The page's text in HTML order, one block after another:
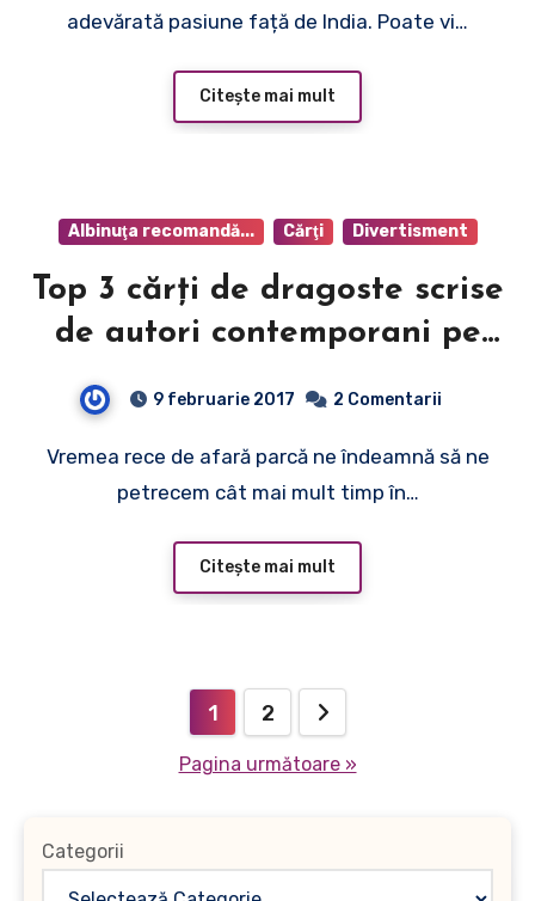
adevărată pasiune față de India. Poate vi…
Citește mai mult
Albinuţa recomandă... Cărţi Divertisment
Top 3 cărţi de dragoste scrise
de autori contemporani pe
care ar trebui să le citeşti
9 februarie 2017 2 Comentarii
Vremea rece de afară parcă ne îndeamnă să ne
petrecem cât mai mult timp în…
Citește mai mult
1 2
Pagina următoare »
Categorii